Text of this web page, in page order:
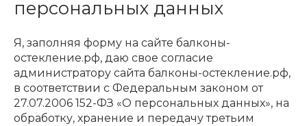
персональных данных
Я, заполняя форму на сайте балконы-
остекление.рф, даю свое согласие
администратору сайта балконы-остекление.рф,
в соответствии с Федеральным законом от
27.07.2006 152-ФЗ «О персональных данных», на
обработку, хранение и передачу третьим